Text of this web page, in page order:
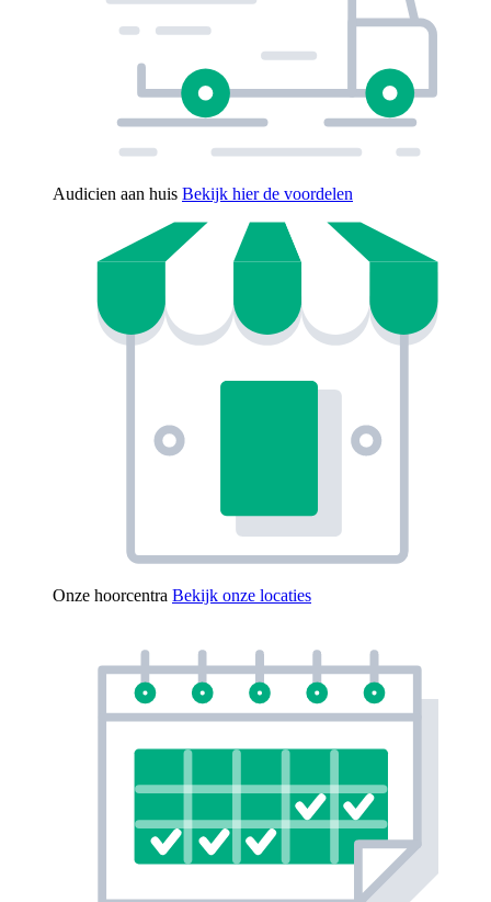
Audicien aan huis Bekijk hier de voordelen
Onze hoorcentra Bekijk onze locaties